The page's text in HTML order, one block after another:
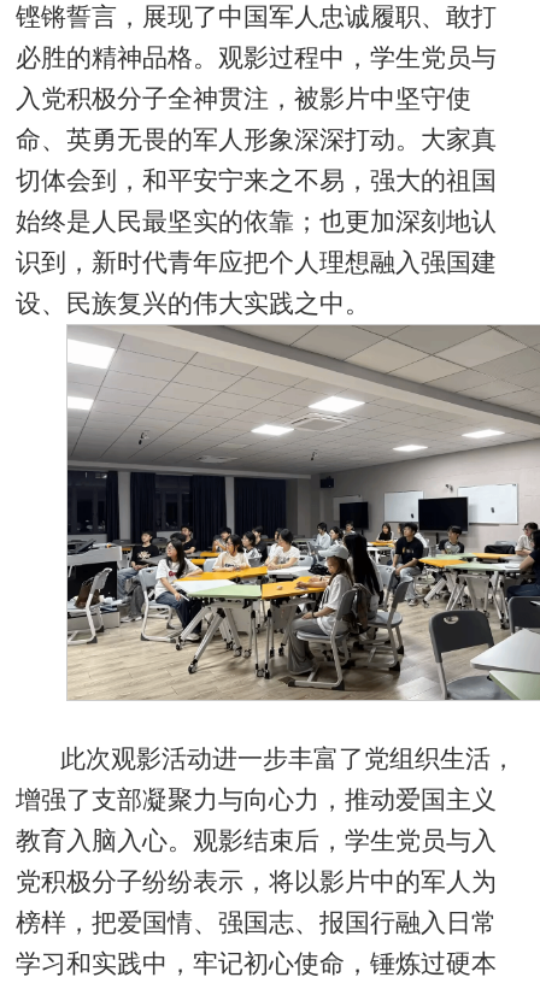
铿锵誓言，展现了中国军人忠诚履职、敢打
必胜的精神品格。观影过程中，学生党员与
入党积极分子全神贯注，被影片中坚守使
命、英勇无畏的军人形象深深打动。大家真
切体会到，和平安宁来之不易，强大的祖国
始终是人民最坚实的依靠；也更加深刻地认
识到，新时代青年应把个人理想融入强国建
设、民族复兴的伟大实践之中。
此次观影活动进一步丰富了党组织生活，
增强了支部凝聚力与向心力，推动爱国主义
教育入脑入心。观影结束后，学生党员与入
党积极分子纷纷表示，将以影片中的军人为
榜样，把爱国情、强国志、报国行融入日常
学习和实践中，牢记初心使命，锤炼过硬本